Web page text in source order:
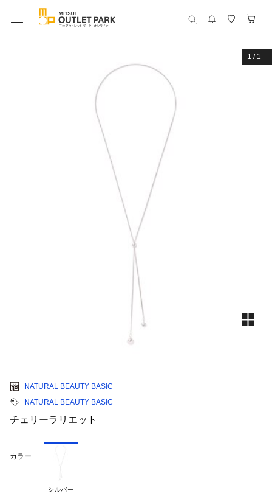
1 / 1
NATURAL BEAUTY BASIC
NATURAL BEAUTY BASIC
チェリーラリエット
カラー
シルバー